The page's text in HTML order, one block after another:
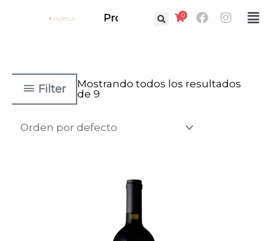
Prof. 0 Facebook
Filter
Mostrando todos los resultados
de 9